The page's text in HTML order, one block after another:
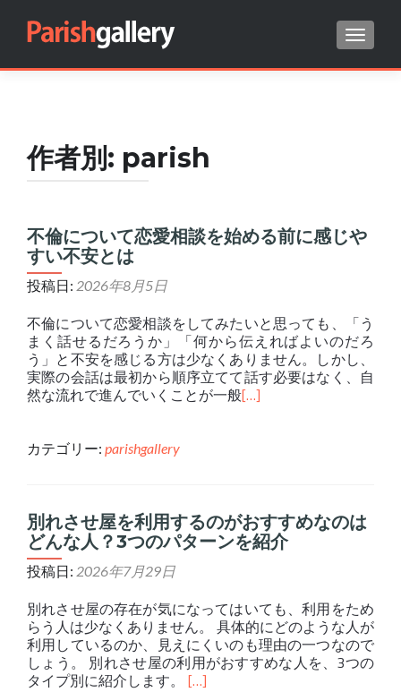
ナビゲ
作者別: parish
不倫について恋愛相談を始める前に感じや
すい不安とは
投稿日: 2026年8月5日
不倫について恋愛相談をしてみたいと思っても、「う
まく話せるだろうか」「何から伝えればよいのだろ
う」と不安を感じる方は少なくありません。しかし、
実際の会話は最初から順序立てて話す必要はなく、自
然な流れで進んでいくことが一般[…]
カテゴリー: parishgallery
別れさせ屋を利用するのがおすすめなのは
どんな人？3つのパターンを紹介
投稿日: 2026年7月29日
別れさせ屋の存在が気になってはいても、利用をため
らう人は少なくありません。 具体的にどのような人が
利用しているのか、見えにくいのも理由の一つなので
しょう。 別れさせ屋の利用がおすすめな人を、3つの
タイプ別に紹介します。 […]